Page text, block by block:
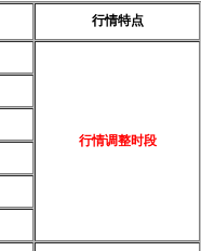
行情特点
行情调整时段